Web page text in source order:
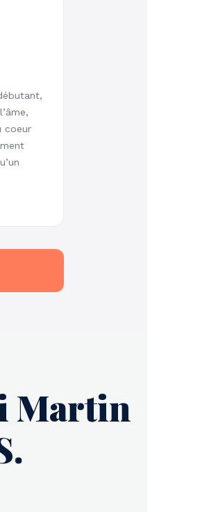
coeur
Martin